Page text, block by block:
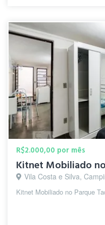
R$2.000,00 por mês
Vila Costa e Silva,
Kitnet Mobiliado no Parque